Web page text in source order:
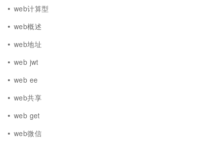
web计算型
web概述
web地址
web jwt
web ee
web共享
web get
web微信